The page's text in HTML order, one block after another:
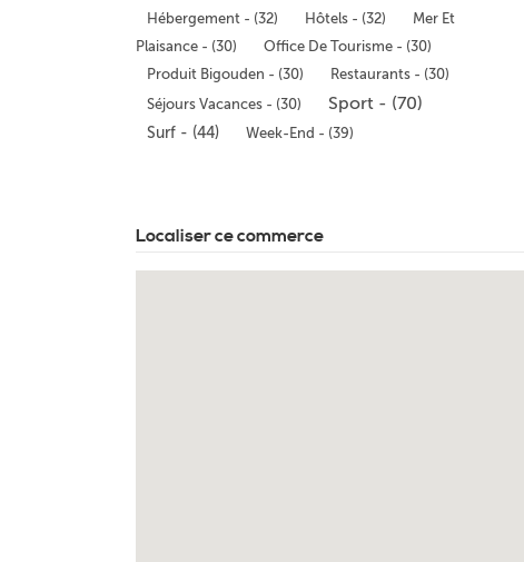
Hébergement - (32) Hôtels - (32)
Mer Et
Plaisance - (30)
Office De Tourisme - (30)
Produit Bigouden - (30)
Restaurants - (30)
Séjours Vacances - (30)
Sport - (70)
Surf - (44) Week-End - (39)
Localiser ce commerce